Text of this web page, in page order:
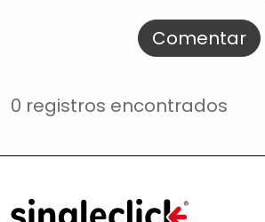
Comentar
0 registros encontrados